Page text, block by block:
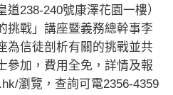
238-240號康澤花園一樓）
挑戰」講座暨義務總幹事李
為信徒剖析有關的挑戰並共
參加，費用全免，詳情及報
瀏覽，查詢可電2356-4359